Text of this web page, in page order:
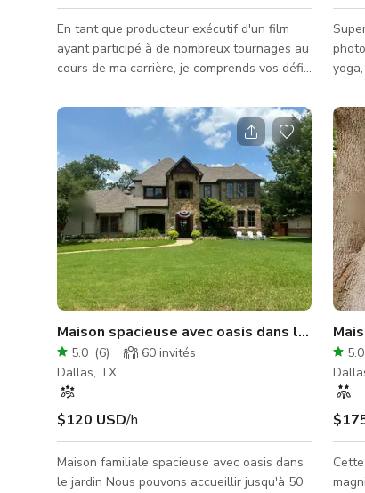
En tant que producteur exécutif d'un film
ayant participé à de nombreux tournages au
cours de ma carrière, je comprends vos défis
pour assurer le succès de votre projet. À
PROPOS DE LA MAISON Le design inspirant
de cet espace serein offre le décor parfait
pour films, séances photo et diffusions en
direct. Le quartier est calme sans aucun
chantier actif, et les murs en pierre lourde
du bâtiment ainsi que les fenêtres en verre
épais peuve
et
Pour
Maison spacieuse avec oasis dans le jardin
5.0 (6) 60 invités
Dallas, TX
$120 USD/h
Maison familiale spacieuse avec oasis dans
le jardin Nous pouvons accueillir jusqu'à 50
5.0